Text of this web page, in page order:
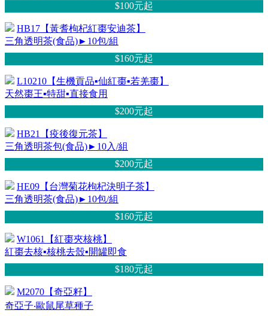
$100元起
HB17【黃耆枸杞紅棗安迪茶】
三角透明茶(食品)►10包/組
$160元起
L10210【生機貢品▪仙紅棗▪若羌棗】
天然棗王▪特甜▪直接食用
$200元起
HB21【疫後復元茶】
三角透明茶包(食品)►10入/組
$200元起
HE09【台灣菊花枸杞決明子茶】
三角透明茶(食品)►10包/組
$160元起
W1061【紅棗夾核桃】
紅棗去核▪核桃去殼▪開罐即食
$180元起
M2070【奇亞籽】
奇亞子‧歐鼠尾草種子